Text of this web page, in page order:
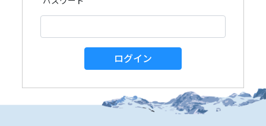
ログイン